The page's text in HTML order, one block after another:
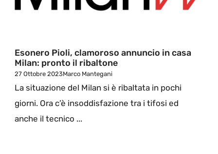
Esonero Pioli, clamoroso annuncio in casa
Milan: pronto il ribaltone
27 Ottobre 2023Marco Mantegani
La situazione del Milan si è ribaltata in pochi
giorni. Ora c’è insoddisfazione tra i tifosi ed
anche il tecnico ...